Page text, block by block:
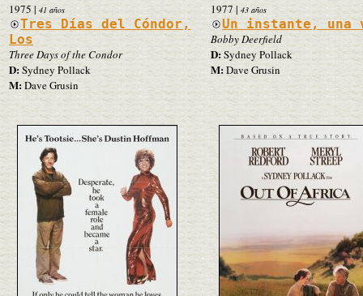
1975| 41 años
Tres Días del Cóndor,
Los
Three Days of the Condor
D:Sydney Pollack
M:Dave Grusin
1977 | 43 años
Un instante, una
Bobby Deerfield
D:Sydney Pollack
M: Dave Grusin